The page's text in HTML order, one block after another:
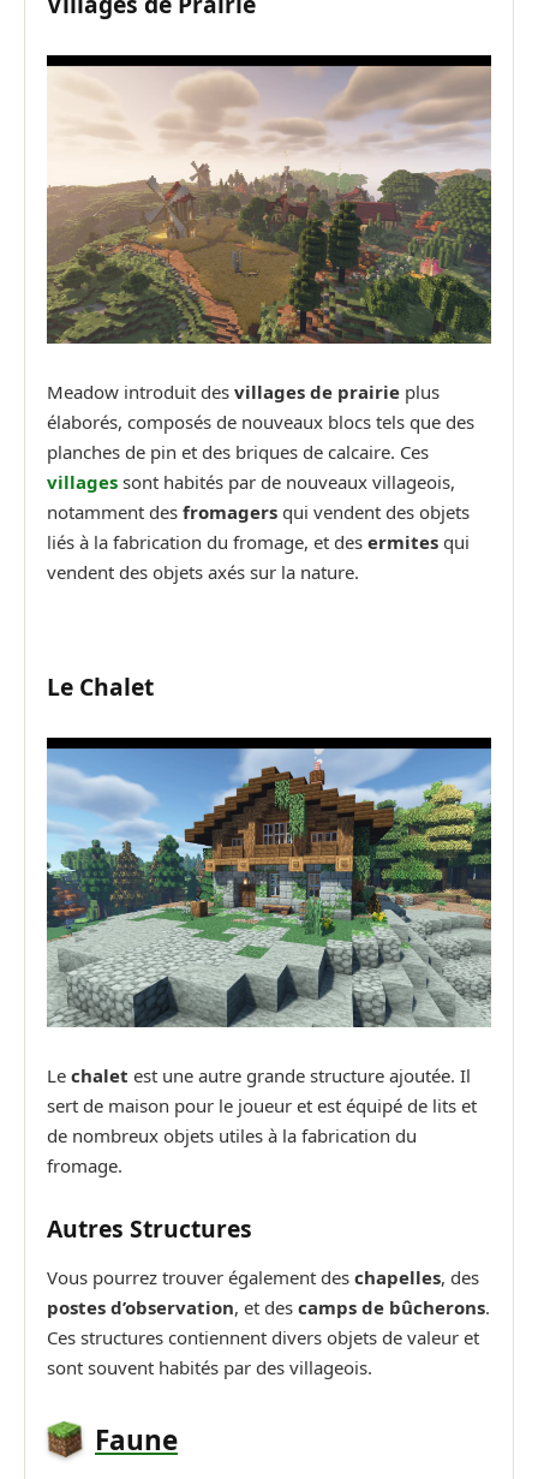
Meadow introduit des villages de prairie plus
élaborés, composés de nouveaux blocs tels que des
planches de pin et des briques de calcaire. Ces
villages sont habités par de nouveaux villageois,
notamment des fromagers qui vendent des objets
liés à la fabrication du fromage, et des ermites qui
vendent des objets axés sur la nature.
Le Chalet
Le chalet est une autre grande structure ajoutée. Il
sert de maison pour le joueur et est équipé de lits et
de nombreux objets utiles à la fabrication du
fromage.
Autres Structures
Vous pourrez trouver également des chapelles, des
postes d’observation, et des camps de bûcherons.
Ces structures contiennent divers objets de valeur et
sont souvent habités par des villageois.
Faune